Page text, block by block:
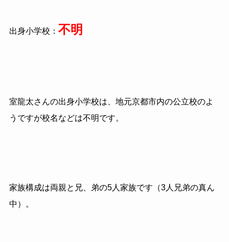
出身小学校： 不明
室龍太さんの出身小学校は、地元京都市内の公立校のよ
うですが校名などは不明です。
家族構成は両親と兄、弟の5人家族です（3人兄弟の真ん
中）。